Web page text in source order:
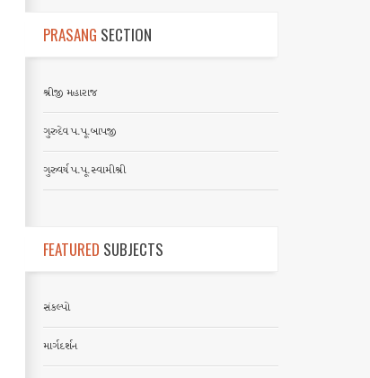
PRASANG SECTION
શ્રીજી મહારાજ
ગુરુદેવ પ.પૂ.બાપજી
ગુરુવર્ય પ.પૂ.સ્વામીશ્રી
FEATURED SUBJECTS
સંકલ્પો
માર્ગદર્શન